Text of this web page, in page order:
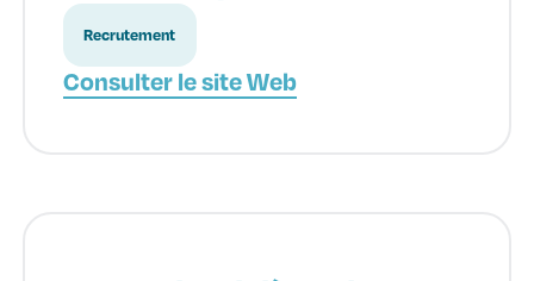
Recrutement
Consulter le site Web